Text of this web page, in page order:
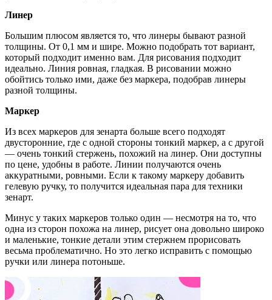
Линер
Большим плюсом является то, что линеры бывают разной
толщины. От 0,1 мм и шире. Можно подобрать тот вариант,
который подходит именно вам. Для рисования подходит
идеально. Линия ровная, гладкая. В рисовании можно
обойтись только ими, даже без маркера, подобрав линеры
разной толщины.
Маркер
Из всех маркеров для зенарта больше всего подходят
двусторонние, где с одной стороны тонкий маркер, а с другой
— очень тонкий стержень, похожий на линер. Они доступны
по цене, удобны в работе. Линии получаются очень
аккуратными, ровными. Если к такому маркеру добавить
гелевую ручку, то получится идеальная пара для техники
зенарт.
Минус у таких маркеров только один — несмотря на то, что
одна из сторон похожа на линер, рисует она довольно широко
и маленькие, тонкие детали этим стержнем прорисовать
весьма проблематично. Но это легко исправить с помощью
ручки или линера потоньше.